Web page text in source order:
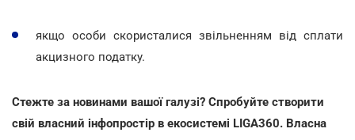
якщо особи скористалися звільненням від сплати
акцизного податку.
Стежте за новинами вашої галузі? Спробуйте створити
свій власний інфопростір в екосистемі LIGA360. Власна